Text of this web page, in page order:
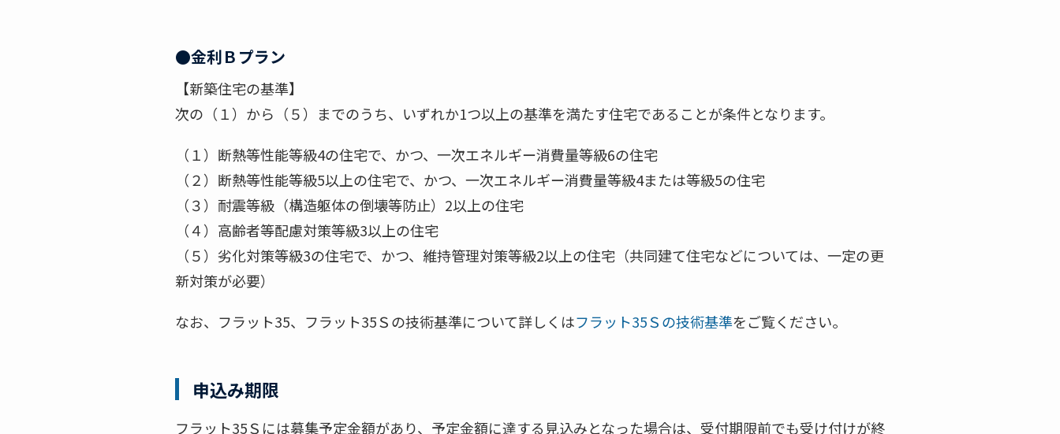
●金利Ｂプラン
【新築住宅の基準】
次の（１）から（５）までのうち、いずれか1つ以上の基準を満たす住宅であることが条件となります。
（１）断熱等性能等級4の住宅で、かつ、一次エネルギー消費量等級6の住宅
（２）断熱等性能等級5以上の住宅で、かつ、一次エネルギー消費量等級4または等級5の住宅
（３）耐震等級（構造躯体の倒壊等防止）2以上の住宅
（４）高齢者等配慮対策等級3以上の住宅
（５）劣化対策等級3の住宅で、かつ、維持管理対策等級2以上の住宅（共同建て住宅などについては、一定の更
新対策が必要）
なお、フラット35、フラット35Ｓの技術基準について詳しくはフラット35Ｓの技術基準をご覧ください。
申込み期限
フラット35Ｓには募集予定金額があり、予定金額に達する見込みとなった場合は、受付期限前でも受け付けが終